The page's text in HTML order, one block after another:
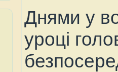
Днями у
уроці